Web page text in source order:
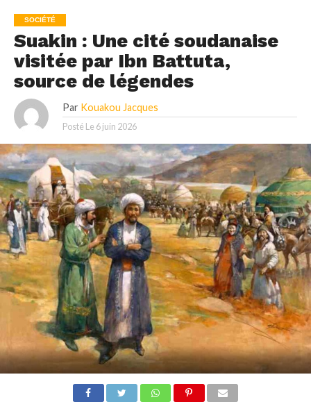
SOCIÉTÉ
Suakin : Une cité soudanaise
visitée par Ibn Battuta,
source de légendes
Par Kouakou Jacques
Posté Le 6 juin 2026